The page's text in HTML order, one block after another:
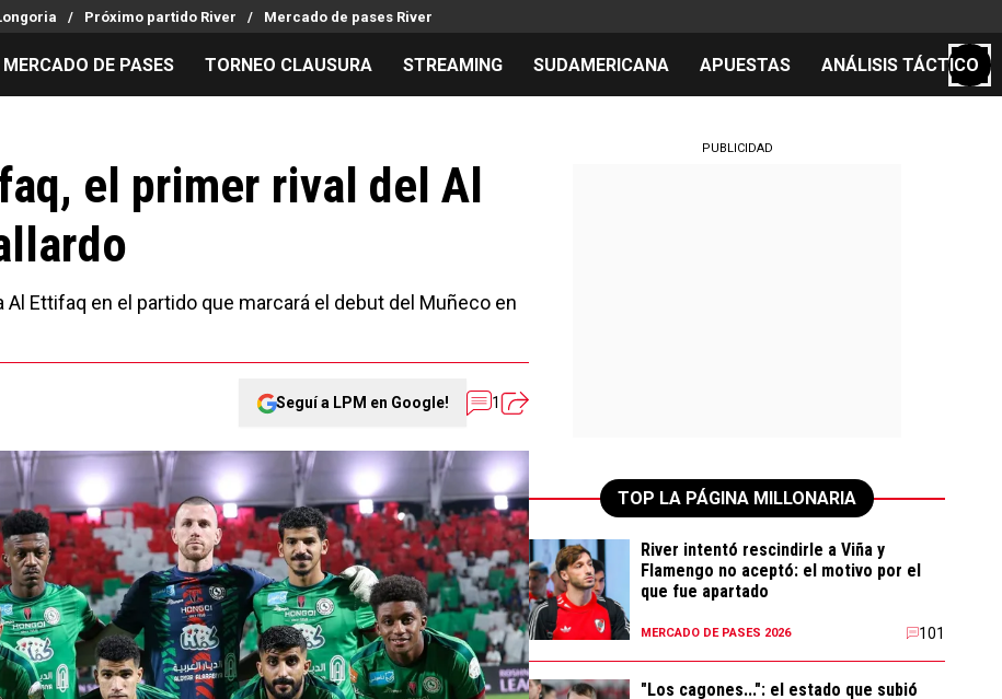
Próximo partido River Mercado de pases River
Mercado de Pases
Análisis tácticos
Juanfer Quintero
Chacho Coudet
Streaming
Entradas
Noticias
Guías
MERCADO DE PASES TORNEO CLAUSURA STREAMING SUDAMERICANA APUESTAS ANÁLISIS TÁCTICO
el primer rival del Al
Ettifaq en el partido que marcará el debut del Muñeco en
Seguí a LPM en Google! 1
PUBLICIDAD
TOP LA PÁGINA MILLONARIA
River intentó rescindirle a Viña y
Flamengo no aceptó: el motivo por el
que fue apartado
MERCADO DE PASES 2026 101
"Los cagones...": el estado que subió